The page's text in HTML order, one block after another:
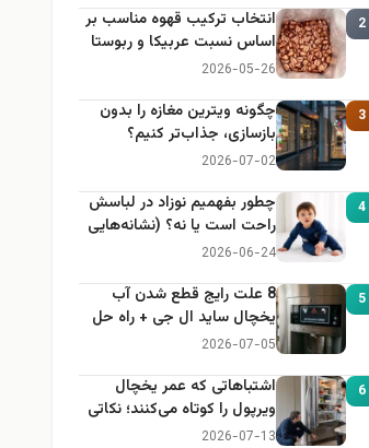
2
انتخاب ترکیب قهوه مناسب بر
اساس نسبت عربیکا و ربوستا
2026-05-26
3
چگونه ویترین مغازه را بدون
بازسازی، جذاب‌تر کنیم؟
2026-07-02
4
چطور بفهمیم نوزاد در لباسش
راحت است یا نه؟ (نشانه‌هایی
که هر مادر باید بداند)
2026-06-24
5
8 علت رایج قطع شدن آب
یخچال ساید ال جی + راه حل
2026-07-05
6
اشتباهاتی که عمر یخچال
ویرپول را کوتاه می‌کنند؛ نکاتی
که باید بدانید
2026-07-13